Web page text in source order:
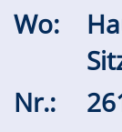
Wo:
Nr.: